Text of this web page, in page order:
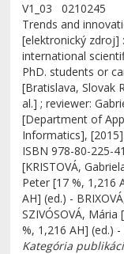
V1_03 0210245
Trends and
[elektronický zdroj]
international
PhD. students or
[Bratislava, Slovak
al.] ; reviewer:
[Department of
Informatics],
ISBN 978-80-225-
[KRISTOVÁ,
Peter [17 %, 1,216
AH] (ed.) -
SZIVÓSOVÁ, Mária
%, 1,216 AH] (ed.) -
Kategória